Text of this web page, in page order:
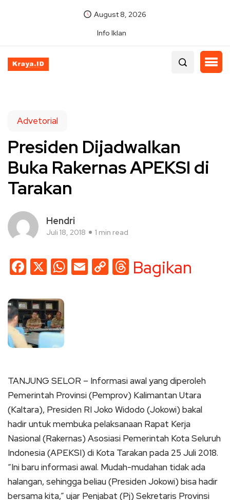
August 8, 2026
Info Iklan
Advetorial
Presiden Dijadwalkan
Buka Rakernas APEKSI di
Tarakan
Hendri
Juli 18, 2018 1 min read
Facebook
X WhatsApp
EmailCopyThreads
Bagikan
TANJUNG SELOR – Informasi awal yang diperoleh
Pemerintah Provinsi (Pemprov) Kalimantan Utara
(Kaltara), Presiden RI Joko Widodo (Jokowi) bakal
hadir untuk membuka pelaksanaan Rapat Kerja
Nasional (Rakernas) Asosiasi Pemerintah Kota Seluruh
Indonesia (APEKSI) di Kota Tarakan pada 25 Juli 2018.
“Ini baru informasi awal. Mudah-mudahan tidak ada
halangan, sehingga beliau (Presiden Jokowi) bisa hadir
bersama kita,” ujar Penjabat (Pj) Sekretaris Provinsi